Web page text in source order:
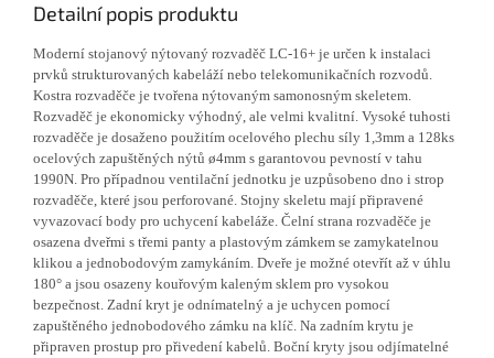
Detailní popis produktu
Moderní stojanový nýtovaný rozvaděč LC-16+ je určen k instalaci
prvků strukturovaných kabeláží nebo telekomunikačních rozvodů.
Kostra rozvaděče je tvořena nýtovaným samonosným skeletem.
Rozvaděč je ekonomicky výhodný, ale velmi kvalitní. Vysoké tuhosti
rozvaděče je dosaženo použitím ocelového plechu síly 1,3mm a 128ks
ocelových zapuštěných nýtů ø4mm s garantovou pevností v tahu
1990N. Pro případnou ventilační jednotku je uzpůsobeno dno i strop
rozvaděče, které jsou perforované. Stojny skeletu mají připravené
vyvazovací body pro uchycení kabeláže. Čelní strana rozvaděče je
osazena dveřmi s třemi panty a plastovým zámkem se zamykatelnou
klikou a jednobodovým zamykáním. Dveře je možné otevřít až v úhlu
180° a jsou osazeny kouřovým kaleným sklem pro vysokou
bezpečnost. Zadní kryt je odnímatelný a je uchycen pomocí
zapuštěného jednobodového zámku na klíč. Na zadním krytu je
připraven prostup pro přivedení kabelů. Boční kryty jsou odjímatelné